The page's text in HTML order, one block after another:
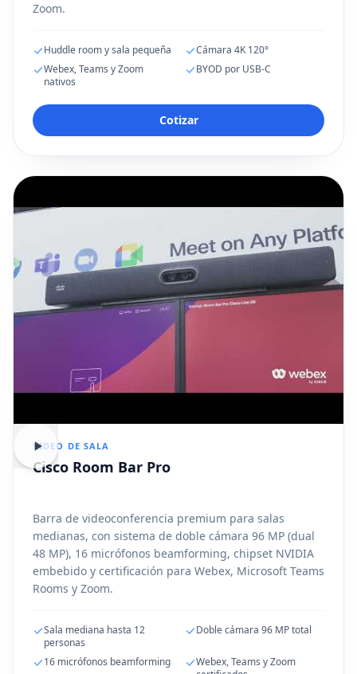
Zoom.
Huddle room y sala pequeña
Cámara 4K 120°
Webex, Teams y Zoom
nativos
BYOD por USB-C
Cotizar
VIDEO DE SALA
Cisco Room Bar Pro
Barra de videoconferencia premium para salas
medianas, con sistema de doble cámara 96 MP (dual
48 MP), 16 micrófonos beamforming, chipset NVIDIA
embebido y certificación para Webex, Microsoft Teams
Rooms y Zoom.
Sala mediana hasta 12
personas
Doble cámara 96 MP total
16 micrófonos beamforming
Webex, Teams y Zoom